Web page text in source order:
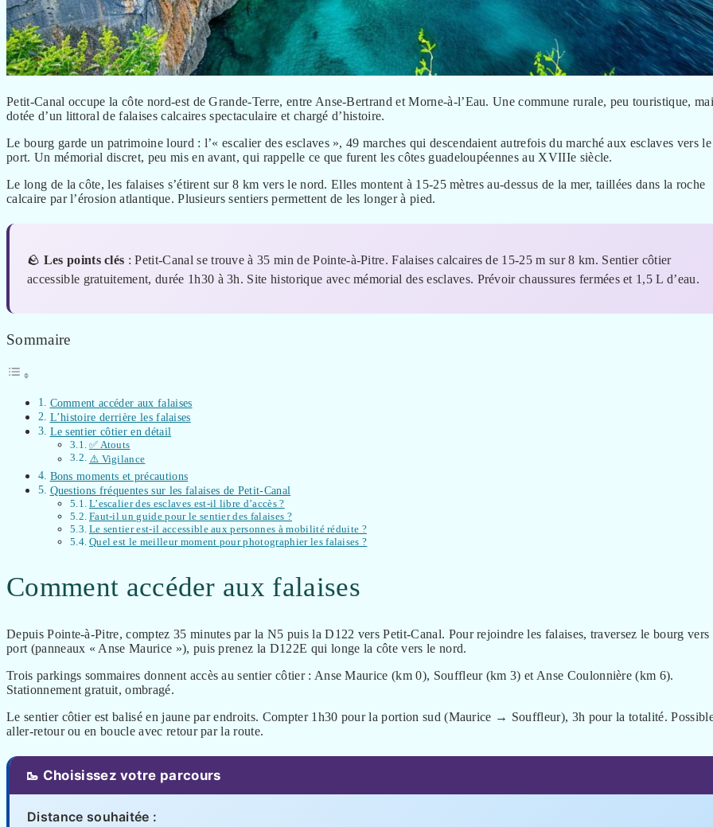
Petit-Canal occupe la côte nord-est de Grande-Terre, entre Anse-Bertrand et Morne-à-l’Eau. Une commune rurale, peu touristique,
dotée d’un littoral de falaises calcaires spectaculaire et chargé d’histoire.
Le bourg garde un patrimoine lourd : l’« escalier des esclaves », 49 marches qui descendaient autrefois du marché aux esclaves vers le
port. Un mémorial discret, peu mis en avant, qui rappelle ce que furent les côtes guadeloupéennes au XVIIIe siècle.
Le long de la côte, les falaises s’étirent sur 8 km vers le nord. Elles montent à 15-25 mètres au-dessus de la mer, taillées dans la roche
calcaire par l’érosion atlantique. Plusieurs sentiers permettent de les longer à pied.
🪨 Les points clés : Petit-Canal se trouve à 35 min de Pointe-à-Pitre. Falaises calcaires de 15-25 m sur 8 km. Sentier côtier
accessible gratuitement, durée 1h30 à 3h. Site historique avec mémorial des esclaves. Prévoir chaussures fermées et 1,5 L d’eau.
Sommaire
Comment accéder aux falaises
L’histoire derrière les falaises
Le sentier côtier en détail
✅ Atouts
⚠️ Vigilance
Bons moments et précautions
Questions fréquentes sur les falaises de Petit-Canal
L’escalier des esclaves est-il libre d’accès ?
Faut-il un guide pour le sentier des falaises ?
Le sentier est-il accessible aux personnes à mobilité réduite ?
Quel est le meilleur moment pour photographier les falaises ?
Comment accéder aux falaises
Depuis Pointe-à-Pitre, comptez 35 minutes par la N5 puis la D122 vers Petit-Canal. Pour rejoindre les falaises, traversez le bourg vers
port (panneaux « Anse Maurice »), puis prenez la D122E qui longe la côte vers le nord.
Trois parkings sommaires donnent accès au sentier côtier : Anse Maurice (km 0), Souffleur (km 3) et Anse Coulonnière (km 6).
Stationnement gratuit, ombragé.
Le sentier côtier est balisé en jaune par endroits. Compter 1h30 pour la portion sud (Maurice → Souffleur), 3h pour la totalité.
aller-retour ou en boucle avec retour par la route.
🥾 Choisissez votre parcours
Distance souhaitée :